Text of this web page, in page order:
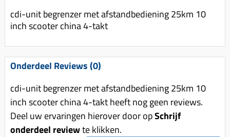
cdi-unit begrenzer met afstandbediening 25km 10
inch scooter china 4-takt
Onderdeel Reviews (0)
cdi-unit begrenzer met afstandbediening 25km 10
inch scooter china 4-takt heeft nog geen reviews.
Deel uw ervaringen hierover door opSchrijf
onderdeel reviewte klikken.